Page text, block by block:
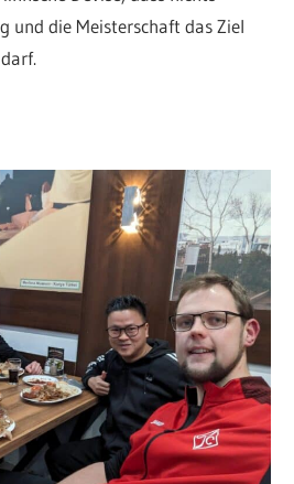
und die Meisterschaft das Ziel